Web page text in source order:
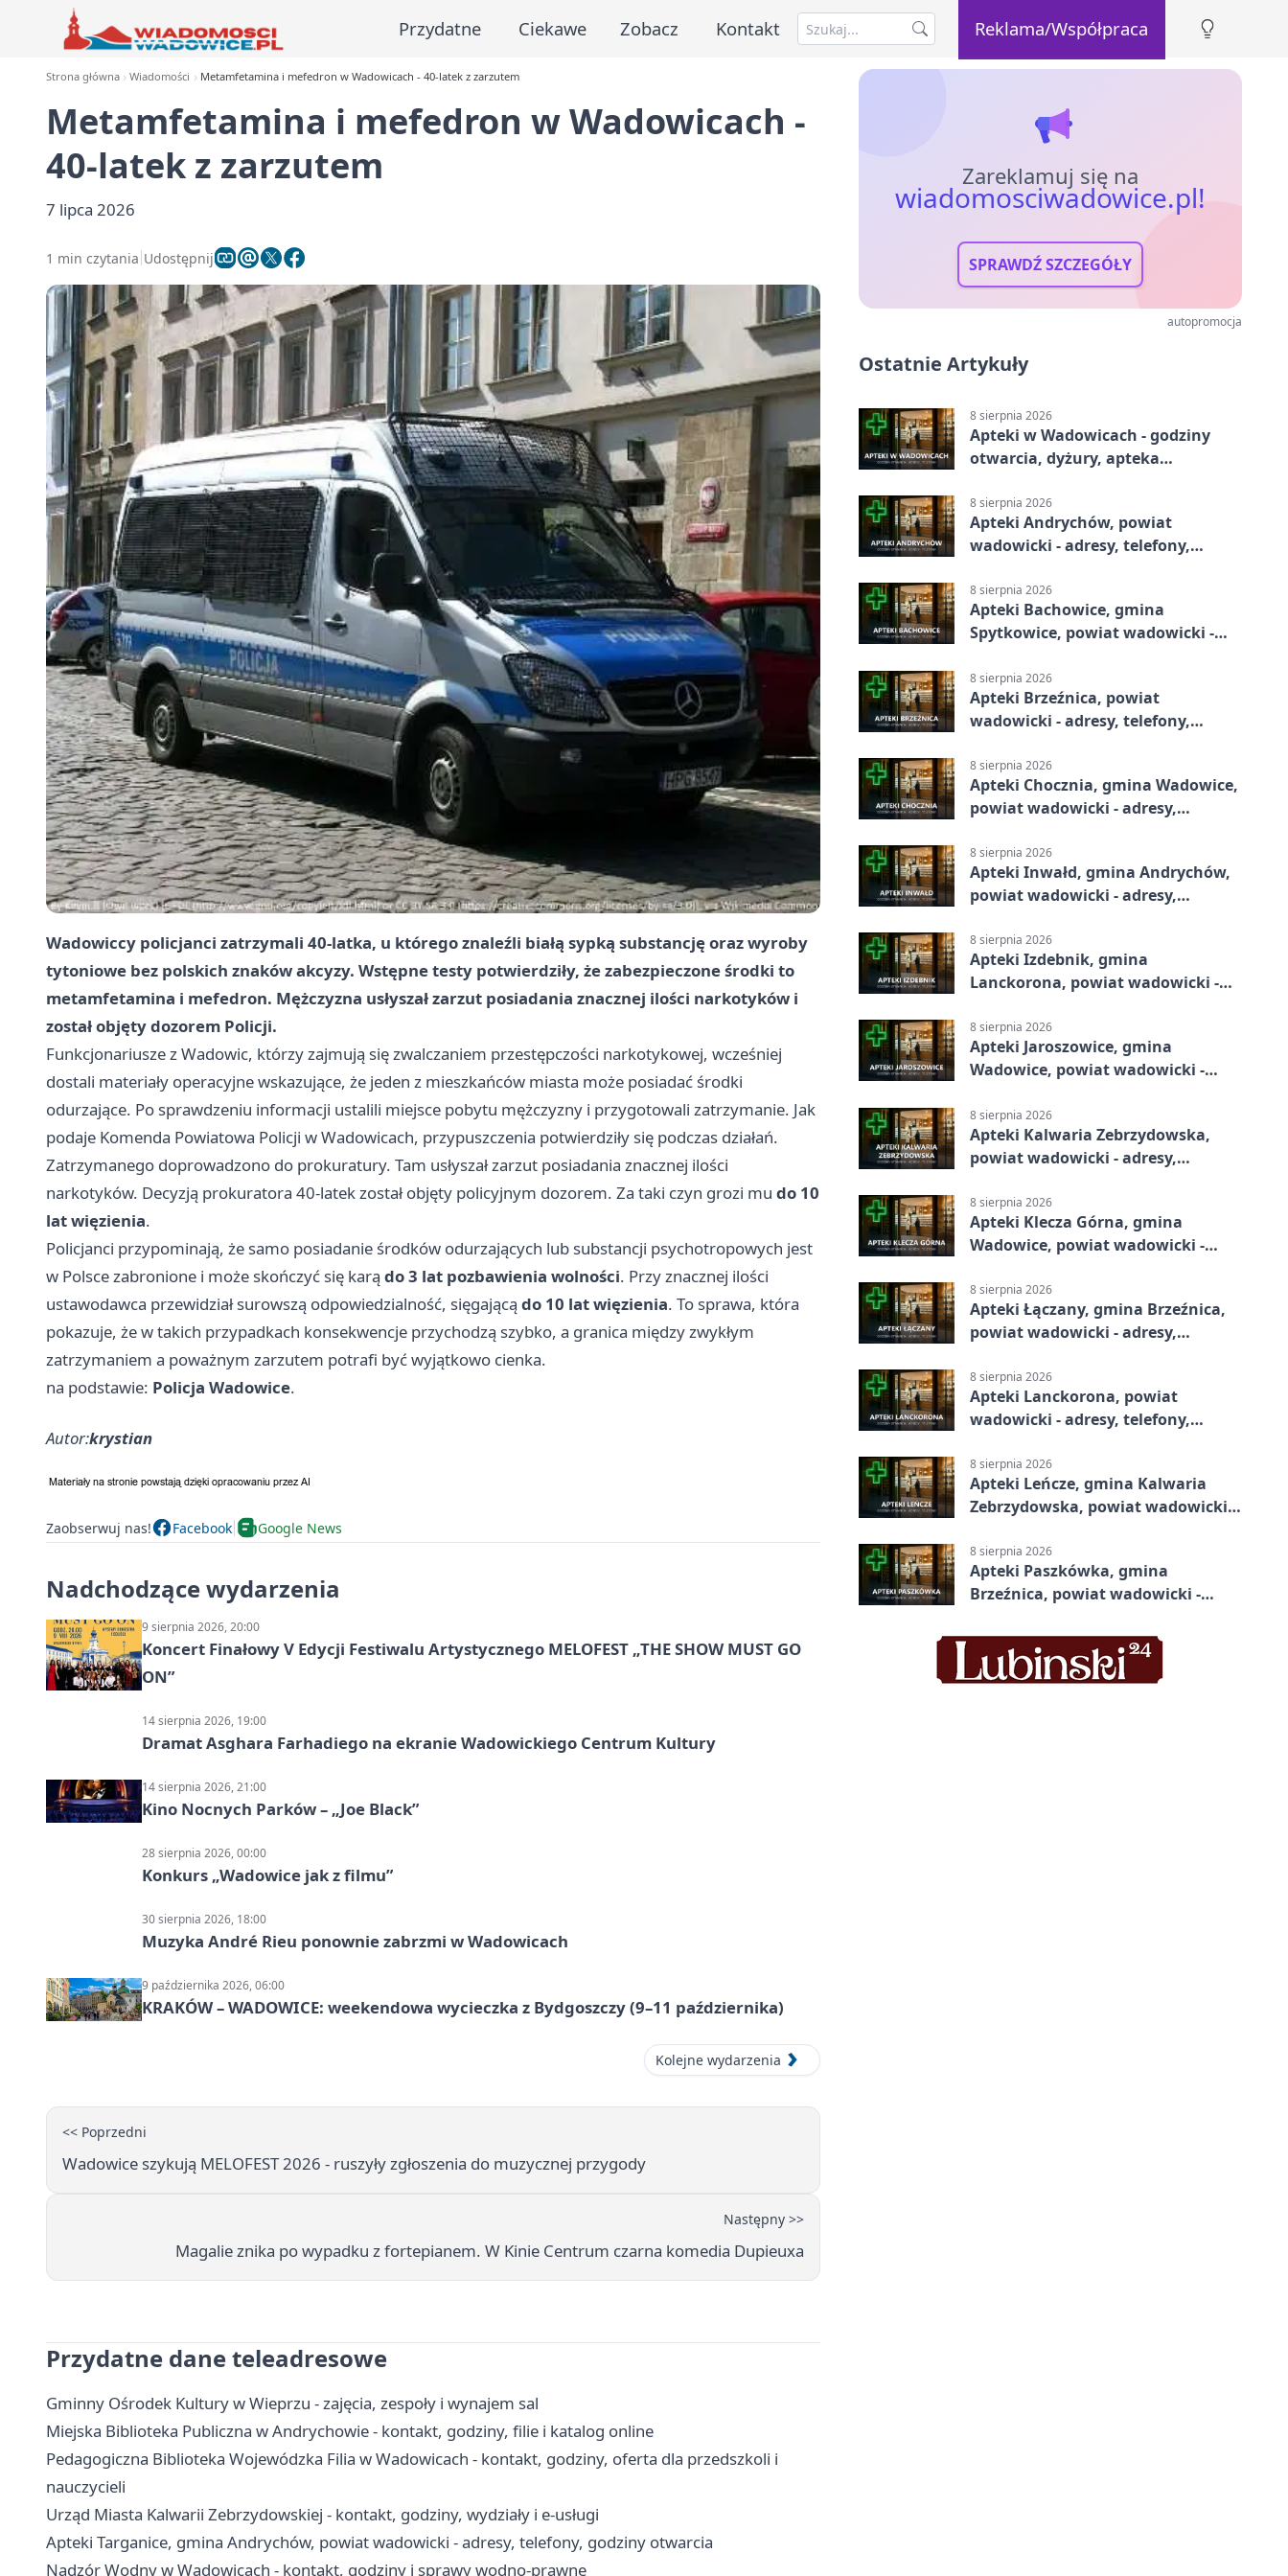
Przydatne Ciekawe Zobacz Kontakt Reklama/Współpraca
Strona główna Wiadomości Metamfetamina i mefedron w Wadowicach - 40-latek z zarzutem
Metamfetamina i mefedron w Wadowicach -
40-latek z zarzutem
7 lipca 2026
1 min czytania Udostępnij
Wadowiccy policjanci zatrzymali 40-latka, u którego znaleźli białą sypką substancję oraz wyroby
tytoniowe bez polskich znaków akcyzy. Wstępne testy potwierdziły, że zabezpieczone środki to
metamfetamina i mefedron. Mężczyzna usłyszał zarzut posiadania znacznej ilości narkotyków i
został objęty dozorem Policji.
Funkcjonariusze z Wadowic, którzy zajmują się zwalczaniem przestępczości narkotykowej, wcześniej
dostali materiały operacyjne wskazujące, że jeden z mieszkańców miasta może posiadać środki
odurzające. Po sprawdzeniu informacji ustalili miejsce pobytu mężczyzny i przygotowali zatrzymanie. Jak
podaje Komenda Powiatowa Policji w Wadowicach, przypuszczenia potwierdziły się podczas działań.
Zatrzymanego doprowadzono do prokuratury. Tam usłyszał zarzut posiadania znacznej ilości
narkotyków. Decyzją prokuratora 40-latek został objęty policyjnym dozorem. Za taki czyn grozi mu do 10
lat więzienia.
Policjanci przypominają, że samo posiadanie środków odurzających lub substancji psychotropowych jest
w Polsce zabronione i może skończyć się karą do 3 lat pozbawienia wolności. Przy znacznej ilości
ustawodawca przewidział surowszą odpowiedzialność, sięgającą do 10 lat więzienia. To sprawa, która
pokazuje, że w takich przypadkach konsekwencje przychodzą szybko, a granica między zwykłym
zatrzymaniem a poważnym zarzutem potrafi być wyjątkowo cienka.
na podstawie: Policja Wadowice.
Autor:krystian
Zaobserwuj nas! Facebook Google News
Nadchodzące wydarzenia
9 sierpnia 2026, 20:00
Koncert Finałowy V Edycji Festiwalu Artystycznego MELOFEST „THE SHOW MUST GO
ON”
14 sierpnia 2026, 19:00
Dramat Asghara Farhadiego na ekranie Wadowickiego Centrum Kultury
14 sierpnia 2026, 21:00
Kino Nocnych Parków – „Joe Black”
28 sierpnia 2026, 00:00
Konkurs „Wadowice jak z filmu”
30 sierpnia 2026, 18:00
Muzyka André Rieu ponownie zabrzmi w Wadowicach
9 października 2026, 06:00
KRAKÓW – WADOWICE: weekendowa wycieczka z Bydgoszczy (9–11 października)
Kolejne wydarzenia
<< Poprzedni
Wadowice szykują MELOFEST 2026 - ruszyły zgłoszenia do muzycznej przygody
Następny >>
Magalie znika po wypadku z fortepianem. W Kinie Centrum czarna komedia Dupieuxa
Przydatne dane teleadresowe
Gminny Ośrodek Kultury w Wieprzu - zajęcia, zespoły i wynajem sal
Miejska Biblioteka Publiczna w Andrychowie - kontakt, godziny, filie i katalog online
Pedagogiczna Biblioteka Wojewódzka Filia w Wadowicach - kontakt, godziny, oferta dla przedszkoli i
nauczycieli
Urząd Miasta Kalwarii Zebrzydowskiej - kontakt, godziny, wydziały i e-usługi
Apteki Targanice, gmina Andrychów, powiat wadowicki - adresy, telefony, godziny otwarcia
Nadzór Wodny w Wadowicach - kontakt, godziny i sprawy wodno-prawne
Zareklamuj się na
wiadomosciwadowice.pl!
SPRAWDŹ SZCZEGÓŁY
autopromocja
Ostatnie Artykuły
8 sierpnia 2026
Apteki w Wadowicach - godziny
otwarcia, dyżury, apteka
8 sierpnia 2026
Apteki Andrychów, powiat
wadowicki - adresy, telefony,
8 sierpnia 2026
Apteki Bachowice, gmina
Spytkowice, powiat wadowicki -
8 sierpnia 2026
Apteki Brzeźnica, powiat
wadowicki - adresy, telefony,
8 sierpnia 2026
Apteki Chocznia, gmina Wadowice,
powiat wadowicki - adresy,
8 sierpnia 2026
Apteki Inwałd, gmina Andrychów,
powiat wadowicki - adresy,
8 sierpnia 2026
Apteki Izdebnik, gmina
Lanckorona, powiat wadowicki -
8 sierpnia 2026
Apteki Jaroszowice, gmina
Wadowice, powiat wadowicki -
8 sierpnia 2026
Apteki Kalwaria Zebrzydowska,
powiat wadowicki - adresy,
8 sierpnia 2026
Apteki Klecza Górna, gmina
Wadowice, powiat wadowicki -
8 sierpnia 2026
Apteki Łączany, gmina Brzeźnica,
powiat wadowicki - adresy,
8 sierpnia 2026
Apteki Lanckorona, powiat
wadowicki - adresy, telefony,
8 sierpnia 2026
Apteki Leńcze, gmina Kalwaria
Zebrzydowska, powiat wadowicki -
8 sierpnia 2026
Apteki Paszkówka, gmina
Brzeźnica, powiat wadowicki -